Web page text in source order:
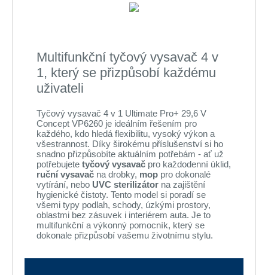
Multifunkční tyčový vysavač 4 v
1, který se přizpůsobí každému
uživateli
Tyčový vysavač 4 v 1 Ultimate Pro+ 29,6 V
Concept VP6260 je ideálním řešením pro
každého, kdo hledá flexibilitu, vysoký výkon a
všestrannost. Díky širokému příslušenství si ho
snadno přizpůsobíte aktuálním potřebám - ať už
potřebujete tyčový vysavač pro každodenní úklid,
ruční vysavač na drobky, mop pro dokonalé
vytírání, nebo UVC sterilizátor na zajištění
hygienické čistoty. Tento model si poradí se
všemi typy podlah, schody, úzkými prostory,
oblastmi bez zásuvek i interiérem auta. Je to
multifunkční a výkonný pomocník, který se
dokonale přizpůsobí vašemu životnímu stylu.